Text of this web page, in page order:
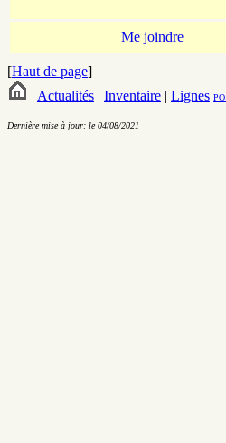
Me joindre
[Haut de page]
| Actualités | Inventaire | Lignes PO
Dernière mise à jour: le 04/08/2021